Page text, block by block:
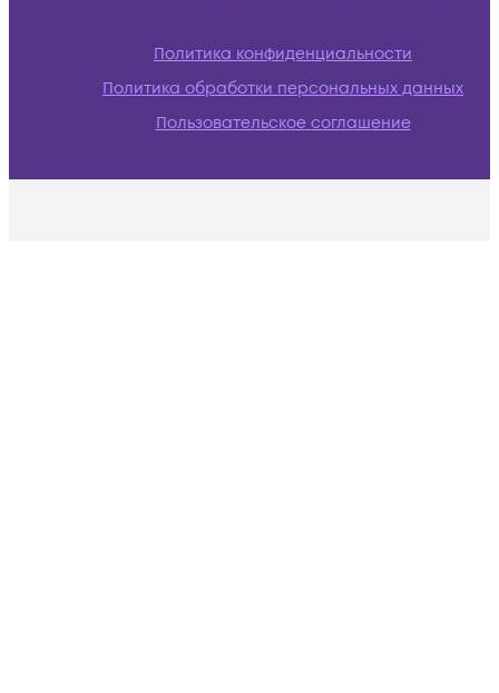
Политика конфиденциальности
Политика обработки персональных данных
Пользовательское соглашение